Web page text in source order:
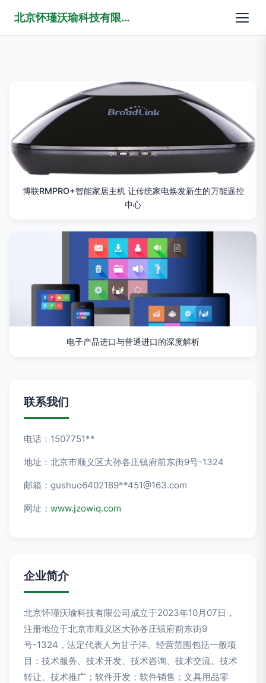
北京怀瑾沃瑜科技有限公司
博联RMPRO+智能家居主机 让传统家电焕发新生的万能遥控
中心
电子产品进口与普通进口的深度解析
联系我们
电话：1507751**
地址：北京市顺义区大孙各庄镇府前东街9号-1324
邮箱：gushuo6402189**451@163.com
网址： www.jzowiq.com
企业简介
北京怀瑾沃瑜科技有限公司成立于2023年10月07日，
注册地位于北京市顺义区大孙各庄镇府前东街9
号-1324，法定代表人为甘子洋。经营范围包括一般项
目：技术服务、技术开发、技术咨询、技术交流、技术
转让、技术推广；软件开发；软件销售；文具用品零